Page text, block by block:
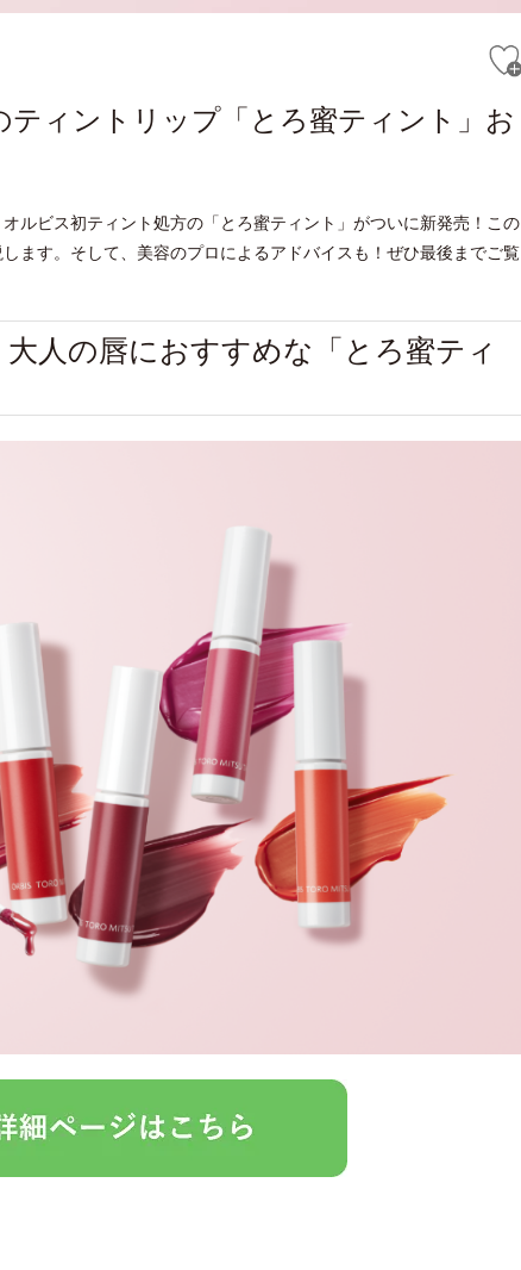
ティントリップ「とろ蜜ティント」お
ルビス初ティント処方の「とろ蜜ティント」がついに新発売！この
ます。そして、美容のプロによるアドバイスも！ぜひ最後までご覧
人の唇におすすめな「とろ蜜ティ